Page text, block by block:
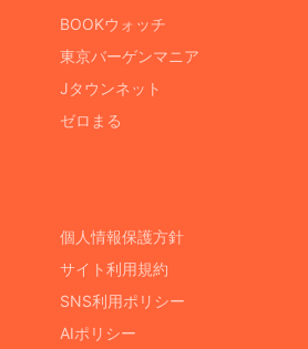
BOOKウォッチ
東京バーゲンマニア
Jタウンネット
ゼロまる
個人情報保護方針
サイト利用規約
SNS利用ポリシー
AIポリシー